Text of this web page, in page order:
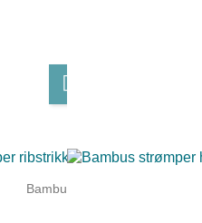

Bambus strømper ribstrikket...